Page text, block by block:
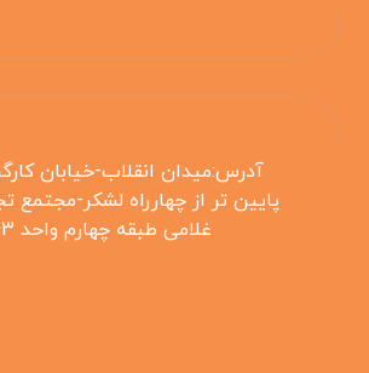
آدرس:میدان انقلاب-خیابان
پایین تر از چهارراه لشکر-مجتمع
غلامی طبقه چهارم واحد ۱۴۳